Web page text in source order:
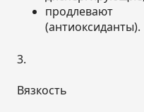
(антиоксиданты).
3.
Вязкость